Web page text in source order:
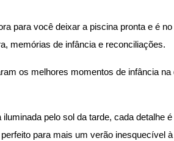
para você deixar a piscina pronta e é
memórias de infância e reconciliações.
os melhores momentos de infância
pelo sol da tarde, cada detalhe
para mais um verão inesquecível